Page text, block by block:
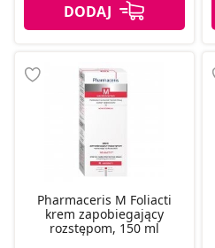
Pharmaceris M Foliacti
krem zapobiegający
rozstępom, 150 ml